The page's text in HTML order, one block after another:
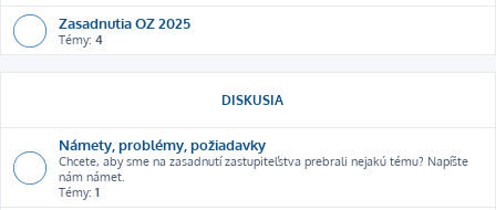
Zasadnutia OZ 2025
Témy: 4
DISKUSIA
Námety, problémy, požiadavky
Chcete, aby sme na zasadnutí zastupiteľstva prebrali nejakú tému? Napíšte
nám námet.
Témy: 1